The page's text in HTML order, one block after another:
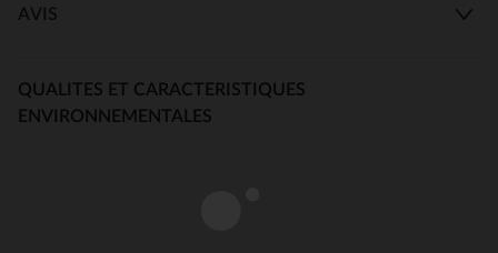
AVIS
QUALITES ET CARACTERISTIQUES
ENVIRONNEMENTALES